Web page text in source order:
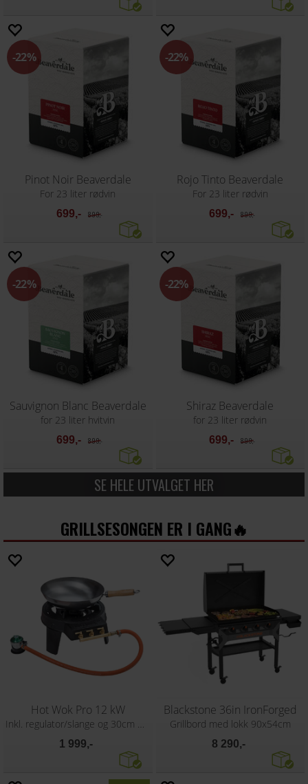
22%
Pinot Noir Beaverdale
For 23 liter rødvin
699,- 899,-
22%
Rojo Tinto Beaverdale
For 23 liter rødvin
699,- 899,-
22%
Sauvignon Blanc Beaverdale
for 23 liter hvitvin
699,- 899,-
22%
Shiraz Beaverdale
for 23 liter rødvin
699,- 899,-
SE HELE UTVALGET HER
GRILLSESONGEN ER I GANG🔥
Hot Wok Pro 12 kW
1 999,-
Blackstone 36in IronForged
Grillbord med lokk 90x54cm
8 290,-